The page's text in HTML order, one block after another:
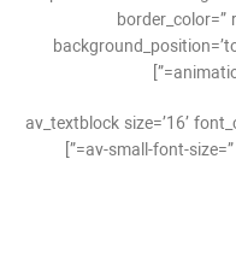
border_color=”
[av_textblock size=’16’
av-small-font-size=”